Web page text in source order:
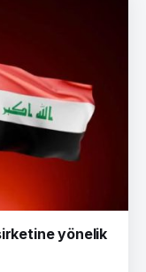
yönelik